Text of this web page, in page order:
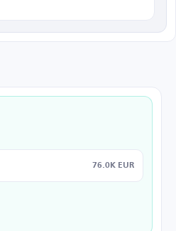
76.0K EUR